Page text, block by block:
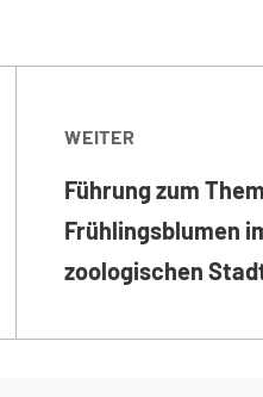
WEITER
Führung zum
Frühlingsblumen
zoologischen